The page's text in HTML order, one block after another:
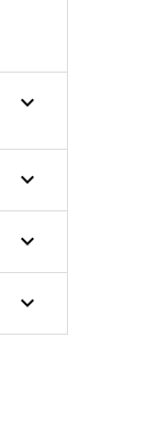
keyboard_arrow_down
keyboard_arrow_down
keyboard_arrow_down
keyboard_arrow_down